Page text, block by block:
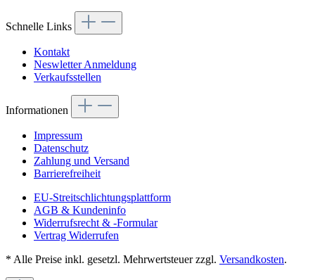
Schnelle Links
Kontakt
Neswletter Anmeldung
Verkaufsstellen
Informationen
Impressum
Datenschutz
Zahlung und Versand
Barrierefreiheit
EU-Streitschlichtungsplattform
AGB & Kundeninfo
Widerrufsrecht & -Formular
Vertrag Widerrufen
* Alle Preise inkl. gesetzl. Mehrwertsteuer zzgl. Versandkosten.